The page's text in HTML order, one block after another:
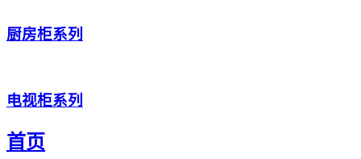
厨房柜系列
电视柜系列
首页